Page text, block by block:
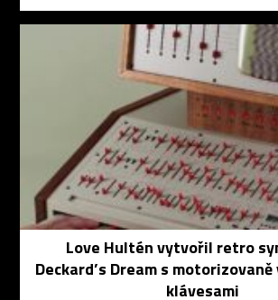
Love Hultén vytvořil retro
Deckard’s Dream s
klávesami